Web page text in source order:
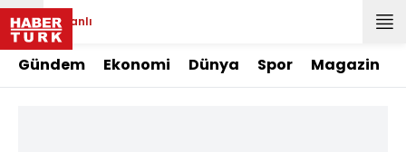
Canlı
Gündem Ekonomi Dünya Spor Magazin